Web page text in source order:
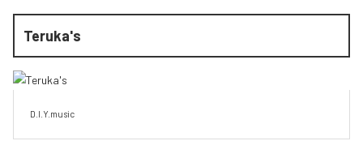
Teruka's
D.I.Y.music